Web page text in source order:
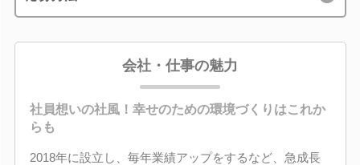
会社・仕事の魅力
社員想いの社風！幸せのための環境づくりはこれか
らも
2018年に設立し、毎年業績アップをするなど、急成長